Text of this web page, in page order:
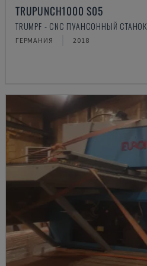
TRUPUNCH1000 S05
TRUMPF - CNC ПУАНСОННЫЙ СТАНОК
ГЕРМАНИЯ 2018